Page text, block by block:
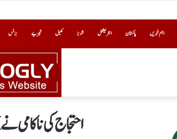
اہم خبریں پاکستان انٹرنیشنل شوبز کھیل تجزیے بزنس
احتجاج کی ناکامی نے PTI کا رہا سہا بھرم بھی کھول کر رکھ دیا